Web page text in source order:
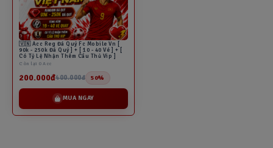
🇻🇳 Acc Reg Đá Quý Fc Mobile Vn [
90k - 250k Đá Quý ] + [ 10 - 40 Vé ] + [
Có Tỷ Lệ Nhận Thêm Cầu Thủ Vip ]
Còn lại 0 Acc
200.000đ400.000đ 50%
MUA NGAY